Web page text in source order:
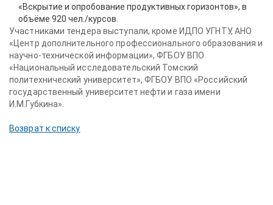
«Вскрытие и опробование продуктивных горизонтов», в
объёме 920 чел./курсов.
Участниками тендера выступали, кроме ИДПО УГНТУ, АНО
«Центр дополнительного профессионального образования и
научно-технической информации», ФГБОУ ВПО
«Национальный исследовательский Томский
политехнический университет», ФГБОУ ВПО «Российский
государственный университет нефти и газа имени
И.М.Губкина».
Возврат к списку